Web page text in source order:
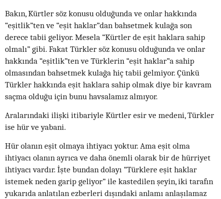
Bakın, Kürtler söz konusu olduğunda ve onlar hakkında
“eşitlik”ten ve “eşit haklar”dan bahsetmek kulağa son
derece tabii geliyor. Mesela “Kürtler de eşit haklara sahip
olmalı” gibi. Fakat Türkler söz konusu olduğunda ve onlar
hakkında “eşitlik”ten ve Türklerin “eşit haklar”a sahip
olmasından bahsetmek kulağa hiç tabii gelmiyor. Çünkü
Türkler hakkında eşit haklara sahip olmak diye bir kavram
saçma olduğu için bunu havsalamız almıyor.
Aralarındaki ilişki itibariyle Kürtler esir ve medeni, Türkler
ise hür ve yabani.
Hür olanın eşit olmaya ihtiyacı yoktur. Ama eşit olma
ihtiyacı olanın ayrıca ve daha önemli olarak bir de hürriyet
ihtiyacı vardır. İşte bundan dolayı “Türklere eşit haklar
istemek neden garip geliyor” ile kastedilen şeyin, iki tarafın
yukarıda anlatılan ezberleri dışındaki anlamı anlaşılamaz